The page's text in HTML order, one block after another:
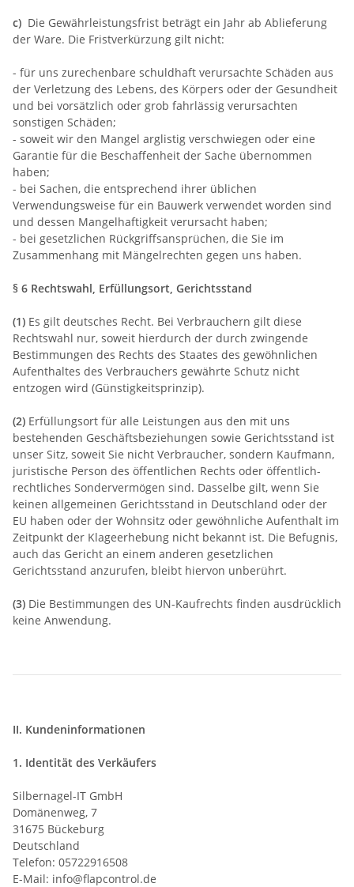
c) Die Gewährleistungsfrist beträgt ein Jahr ab Ablieferung
der Ware. Die Fristverkürzung gilt nicht:
- für uns zurechenbare schuldhaft verursachte Schäden aus
der Verletzung des Lebens, des Körpers oder der Gesundheit
und bei vorsätzlich oder grob fahrlässig verursachten
sonstigen Schäden;
- soweit wir den Mangel arglistig verschwiegen oder eine
Garantie für die Beschaffenheit der Sache übernommen
haben;
- bei Sachen, die entsprechend ihrer üblichen
Verwendungsweise für ein Bauwerk verwendet worden sind
und dessen Mangelhaftigkeit verursacht haben;
- bei gesetzlichen Rückgriffsansprüchen, die Sie im
Zusammenhang mit Mängelrechten gegen uns haben.
§ 6 Rechtswahl, Erfüllungsort, Gerichtsstand
(1) Es gilt deutsches Recht. Bei Verbrauchern gilt diese
Rechtswahl nur, soweit hierdurch der durch zwingende
Bestimmungen des Rechts des Staates des gewöhnlichen
Aufenthaltes des Verbrauchers gewährte Schutz nicht
entzogen wird (Günstigkeitsprinzip).
(2) Erfüllungsort für alle Leistungen aus den mit uns
bestehenden Geschäftsbeziehungen sowie Gerichtsstand ist
unser Sitz, soweit Sie nicht Verbraucher, sondern Kaufmann,
juristische Person des öffentlichen Rechts oder öffentlich-
rechtliches Sondervermögen sind. Dasselbe gilt, wenn Sie
keinen allgemeinen Gerichtsstand in Deutschland oder der
EU haben oder der Wohnsitz oder gewöhnliche Aufenthalt im
Zeitpunkt der Klageerhebung nicht bekannt ist. Die Befugnis,
auch das Gericht an einem anderen gesetzlichen
Gerichtsstand anzurufen, bleibt hiervon unberührt.
(3) Die Bestimmungen des UN-Kaufrechts finden ausdrücklich
keine Anwendung.
II. Kundeninformationen
1. Identität des Verkäufers
Silbernagel-IT GmbH
Domänenweg, 7
31675 Bückeburg
Deutschland
Telefon: 05722916508
E-Mail: info@flapcontrol.de